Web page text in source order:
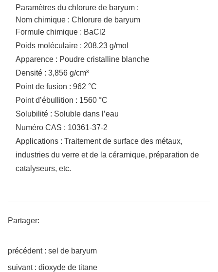
Paramètres du chlorure de baryum :
Nom chimique : Chlorure de baryum
Formule chimique : BaCl2
Poids moléculaire : 208,23 g/mol
Apparence : Poudre cristalline blanche
Densité : 3,856 g/cm³
Point de fusion : 962 °C
Point d’ébullition : 1560 °C
Solubilité : Soluble dans l’eau
Numéro CAS : 10361-37-2
Applications : Traitement de surface des métaux,
industries du verre et de la céramique, préparation de
catalyseurs, etc.
Partager:
précédent : sel de baryum
suivant : dioxyde de titane